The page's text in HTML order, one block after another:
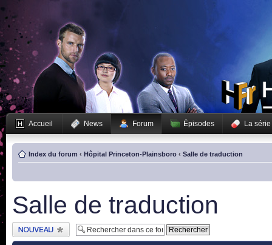
Accueil News Forum Épisodes La série
Index du forum ‹ Hôpital Princeton-Plainsboro ‹ Salle de traduction
Salle de traduction
Publier un nouveau
sujet